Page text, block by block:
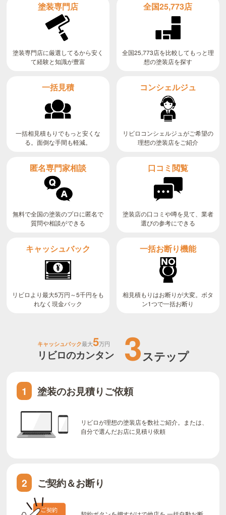
塗装専門店
塗装専門店に厳選してるから安く
て経験と知識が豊富
全国25,773店
全国25,773店を比較してもっと理
想の塗装店を探す
一括見積
一括相見積もりでもっと安くな
る。面倒な手間も軽減。
コンシェルジュ
リビロコンシェルジュがご希望の
理想の塗装店をご紹介
匿名専門家相談
無料で全国の塗装のプロに匿名で
質問や相談ができる
口コミ閲覧
塗装店の口コミや噂を見て、業者
選びの参考にできる
キャッシュバック
リビロより最大5万円～5千円をも
れなく現金バック
一括お断り機能
相見積もりはお断りが大変。ボタ
ン1つで一括お断り
キャッシュバック最大5万円
リビロのカンタン 3ステップ
1 塗装のお見積りご依頼
リビロが理想の塗装店を数社ご紹介。または、
自分で選んだお店に見積り依頼
2 ご契約＆お断り